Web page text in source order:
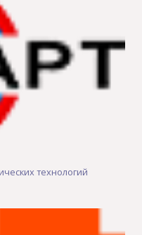
технологий